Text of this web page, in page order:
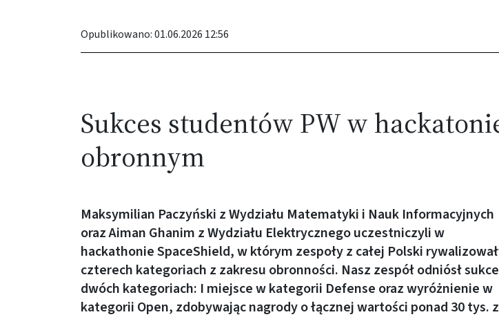
Opublikowano: 01.06.2026 12:56
Sukces studentów PW w
obronnym
Maksymilian Paczyński z Wydziału Matematyki i Nauk Informacyjnych
oraz Aiman Ghanim z Wydziału Elektrycznego uczestniczyli w
hackathonie SpaceShield, w którym zespoły z całej Polski
czterech kategoriach z zakresu obronności. Nasz zespół odniósł
dwóch kategoriach: I miejsce w kategorii Defense oraz wyróżnienie w
kategorii Open, zdobywając nagrody o łącznej wartości ponad 30 tys.